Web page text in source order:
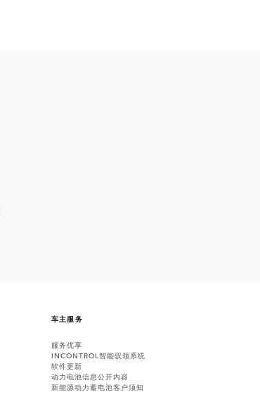
车主服务
服务优享
INCONTROL智能驭领系统
软件更新
动力电池信息公开内容
新能源动力蓄电池客户须知